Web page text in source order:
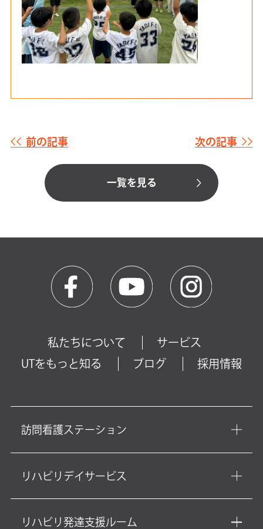
前の記事
一覧を見る
次の記事
私たちについて
サービス
UTをもっと知る
ブログ 採用情報
訪問看護ステーション
リハビリデイサービス
リハビリ発達支援ルーム